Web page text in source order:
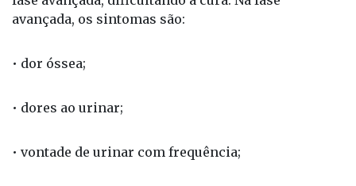
sintomas e quando alguns sinais começam a
aparecer, cerca de 95% dos tumores já estão em
avançada, os sintomas são:
• dor óssea;
• dores ao urinar;